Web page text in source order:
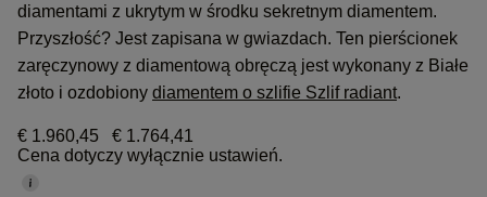
diamentami z ukrytym w środku sekretnym diamentem.
Przyszłość? Jest zapisana w gwiazdach. Ten pierścionek
zaręczynowy z diamentową obręczą jest wykonany z Białe
złoto i ozdobiony diamentem o szlifie Szlif radiant.
€ 1.960,45
€ 1.764,41
Cena dotyczy wyłącznie ustawień.